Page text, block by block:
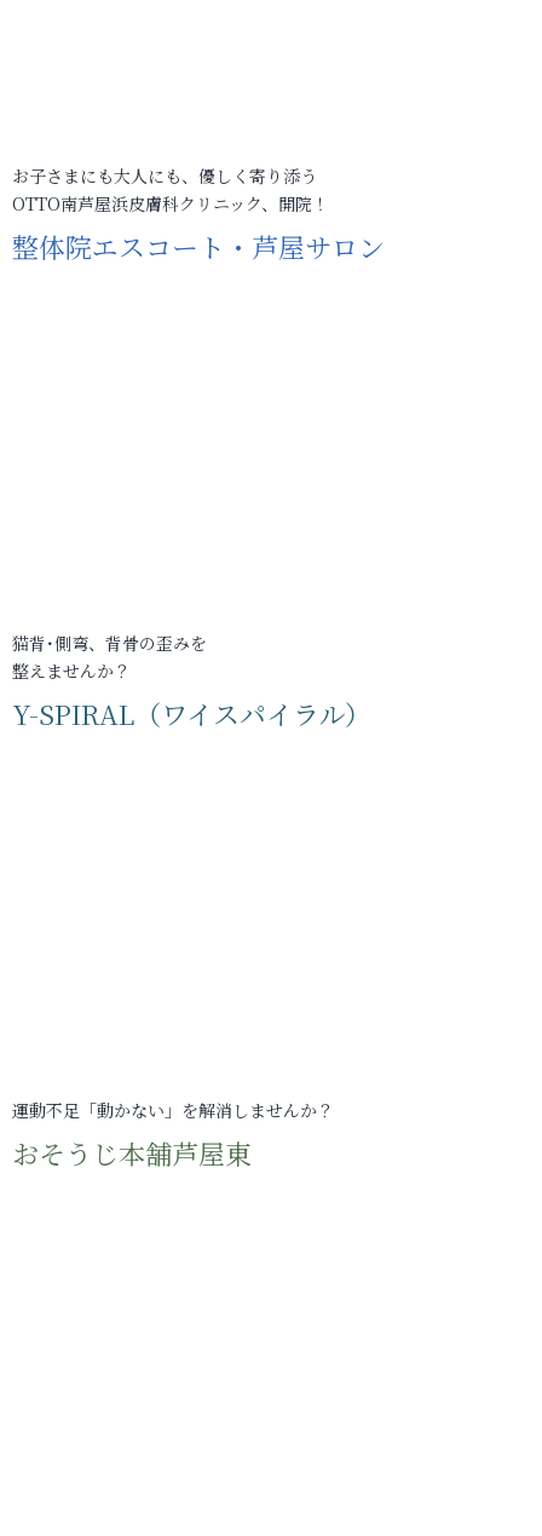
お子さまにも大人にも、優しく寄り添う
OTTO南芦屋浜皮膚科クリニック、開院！
整体院エスコート・芦屋サロン
猫背･側弯、背骨の歪みを
整えませんか？
Y-SPIRAL（ワイスパイラル）
運動不足「動かない」を解消しませんか？
おそうじ本舗芦屋東